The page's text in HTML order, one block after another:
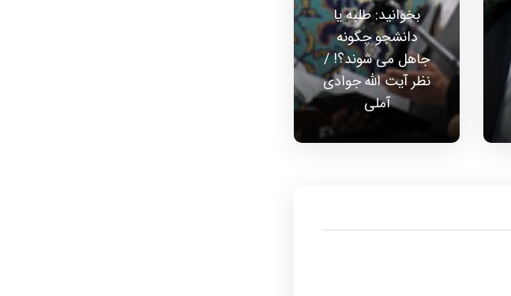
بخوانید: طلبه یا
دانشجو چگونه
جاهل می شوند؟! /
نظر آیت الله جوادی
آملی